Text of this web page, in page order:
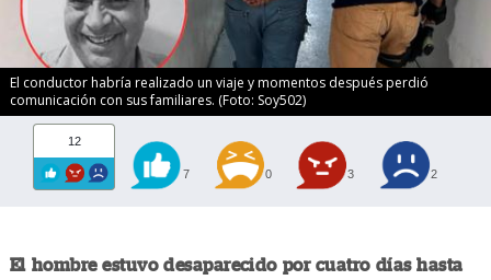
El conductor habría realizado un viaje y momentos después perdió
comunicación con sus familiares. (Foto: Soy502)
12
7 0 3 2
El hombre estuvo desaparecido por cuatro días hasta